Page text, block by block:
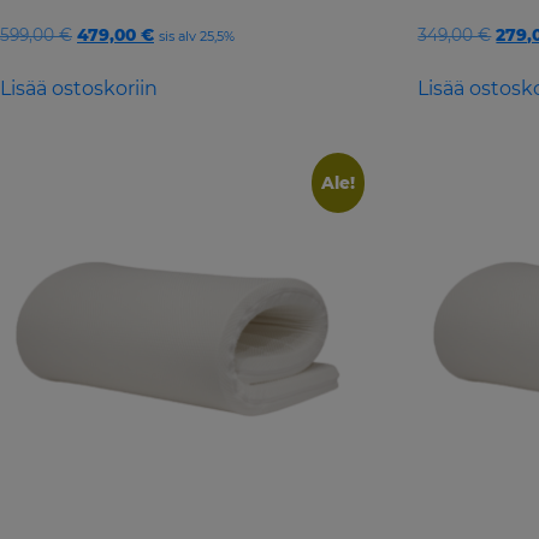
599,00€ Original
was:
479,00 €Current
is:
sis alv 25,5%
Lisää ostoskoriin
349,00€
was:
Lisää
Ale!